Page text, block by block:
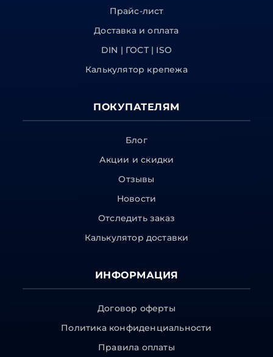
Прайс-лист
Доставка и оплата
DIN | ГОСТ | ISO
Калькулятор крепежа
ПОКУПАТЕЛЯМ
Блог
Акции и скидки
Отзывы
Новости
Отследить заказ
Калькулятор доставки
ИНФОРМАЦИЯ
Договор оферты
Политика конфиденциальности
Правила оплаты